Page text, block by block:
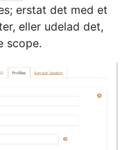
erstat det med et
eller udelad det,
scope.